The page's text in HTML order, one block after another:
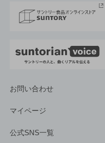
採用情報
お問い合わせ
マイページ
公式SNS一覧